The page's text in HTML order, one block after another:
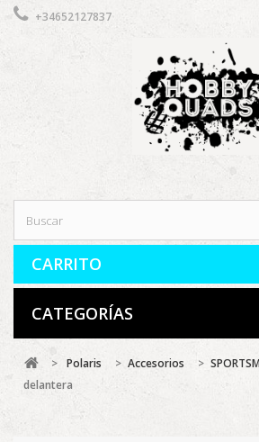
+34652127837
CARRITO
CATEGORÍAS
> Polaris > Accesorios >
delantera